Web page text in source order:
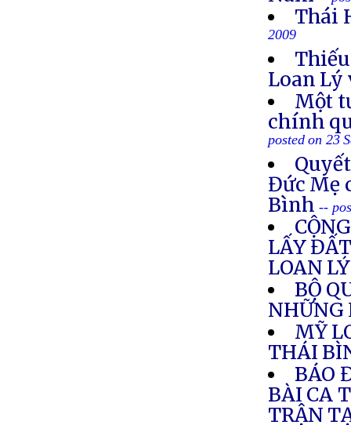
Thái
2009
Loan Lý
Một
chính
posted on 23
Đức Mẹ
Bình --
LẤY
LOAN LÝ
BỘ
NHỮNG
MỸ
THÁI
BÁO
BÀI CA
TRẬN